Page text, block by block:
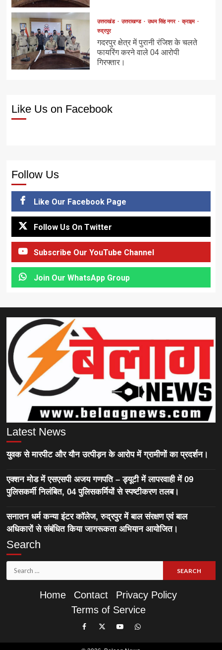
उत्तराखंड उत्तराखण्ड उधम सिंह नगर
क्राइम
रुद्रपुर
गदरपुर क्षेत्र में पुरानी रंजिश के चलते
फायरिंग करने वाले 04 आरोपी
गिरफ्तार।
Like Us on Facebook
Follow Us
Like Our Facebook Page
Follow Us On Twitter
Subscribe Our YouTube Channel
Join Our WhatsApp Group
Latest News
युवक से मारपीट और यौन उत्पीड़न के आरोप में ग्रामीणों का प्रदर्शन।
एक्शन मोड में एसएसपी अजय गणपति – ड्यूटी में लापरवाही में 09
पुलिसकर्मी निलंबित, 04 पुलिसकर्मियों से स्पष्टीकरण तलब।
सनातन धर्म कन्या इंटर कॉलेज, रुद्रपुर में बाल संरक्षण एवं बाल
अधिकारों से संबंधित किया जागरूकता अभियान आयोजित।
Search
Search
for:
Home
Contact
Privacy Policy
Terms of Service
Like
FollowSubscribe
Join